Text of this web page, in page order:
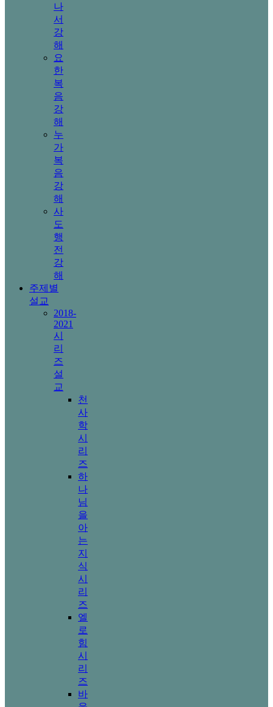
나
서
강
해
요
한
복
음
강
해
누
가
복
음
강
해
사
도
행
전
강
해
주제별
설교
2018-
2021
시
리
즈
설
교
천
사
학
시
리
즈
하
나
님
을
아
는
지
식
시
리
즈
엘
로
힘
시
리
즈
바